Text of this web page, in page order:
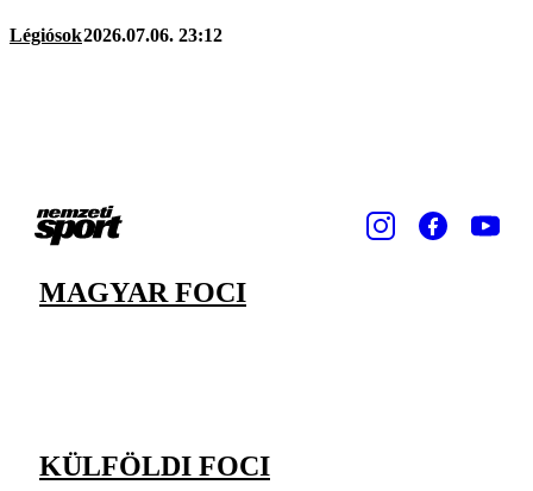
Légiósok2026.07.06. 23:12
MAGYAR FOCI
KÜLFÖLDI FOCI